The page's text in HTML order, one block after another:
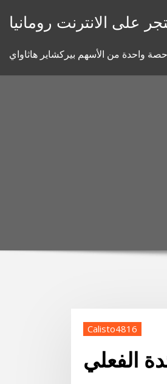
على الانترنت رومانيا
واحدة من الأسهم بيركشاير هاثاواي
Calisto4816
الفعلي